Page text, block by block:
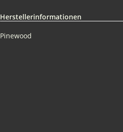
Herstellerinformationen
Pinewood